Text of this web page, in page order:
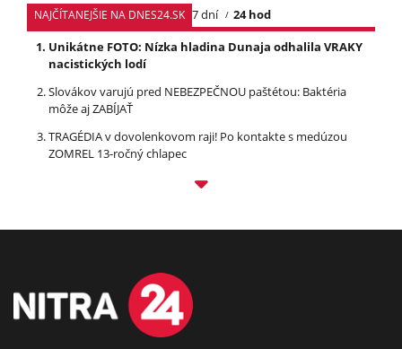
NAJČÍTANEJŠIE NA DNES24.SK 7 dní
24 hod
Unikátne FOTO: Nízka hladina Dunaja odhalila VRAKY
nacistických lodí
Slovákov varujú pred NEBEZPEČNOU paštétou: Baktéria
môže aj ZABÍJAŤ
TRAGÉDIA v dovolenkovom raji! Po kontakte s medúzou
ZOMREL 13-ročný chlapec